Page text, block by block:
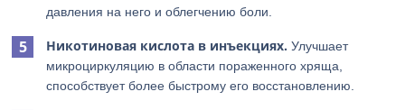
давления на него и облегчению боли.
Никотиновая кислота в инъекциях. Улучшает
микроциркуляцию в области пораженного хряща,
способствует более быстрому его восстановлению.